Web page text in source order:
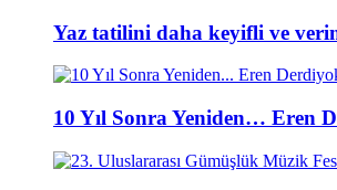
Yaz tatilini daha keyifli ve
10 Yıl Sonra Yeniden… Eren